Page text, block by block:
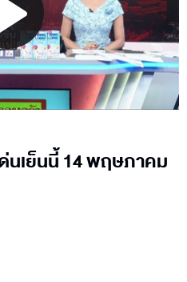
นเย็นนี้ 14 พฤษภาคม